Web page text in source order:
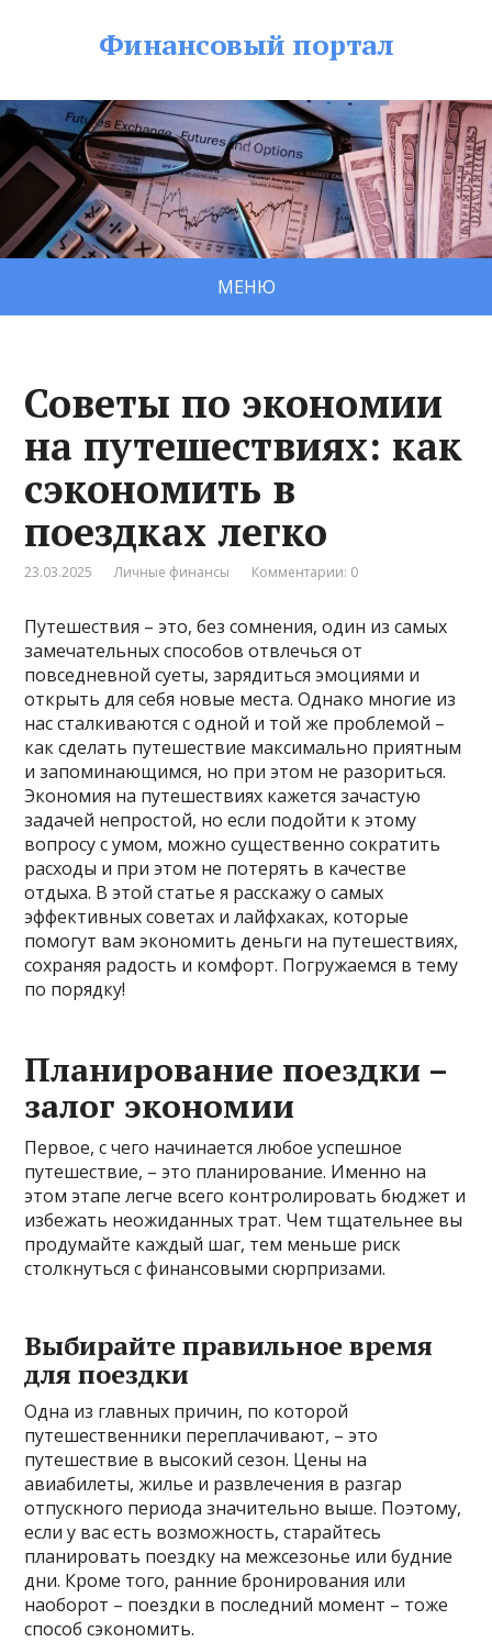
Финансовый портал
МЕНЮ
Советы по экономии
на путешествиях: как
сэкономить в
поездках легко
23.03.2025 Личные финансы Комментарии: 0
Путешествия – это, без сомнения, один из самых
замечательных способов отвлечься от
повседневной суеты, зарядиться эмоциями и
открыть для себя новые места. Однако многие из
нас сталкиваются с одной и той же проблемой –
как сделать путешествие максимально приятным
и запоминающимся, но при этом не разориться.
Экономия на путешествиях кажется зачастую
задачей непростой, но если подойти к этому
вопросу с умом, можно существенно сократить
расходы и при этом не потерять в качестве
отдыха. В этой статье я расскажу о самых
эффективных советах и лайфхаках, которые
помогут вам экономить деньги на путешествиях,
сохраняя радость и комфорт. Погружаемся в тему
по порядку!
Планирование поездки –
залог экономии
Первое, с чего начинается любое успешное
путешествие, – это планирование. Именно на
этом этапе легче всего контролировать бюджет и
избежать неожиданных трат. Чем тщательнее вы
продумайте каждый шаг, тем меньше риск
столкнуться с финансовыми сюрпризами.
Выбирайте правильное время
для поездки
Одна из главных причин, по которой
путешественники переплачивают, – это
путешествие в высокий сезон. Цены на
авиабилеты, жилье и развлечения в разгар
отпускного периода значительно выше. Поэтому,
если у вас есть возможность, старайтесь
планировать поездку на межсезонье или будние
дни. Кроме того, ранние бронирования или
наоборот – поездки в последний момент – тоже
способ сэкономить.